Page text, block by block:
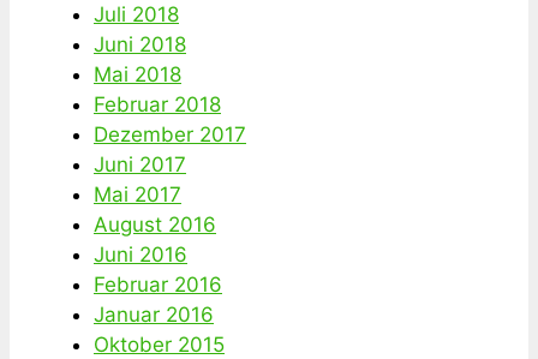
Juli 2018
Juni 2018
Mai 2018
Februar 2018
Dezember 2017
Juni 2017
Mai 2017
August 2016
Juni 2016
Februar 2016
Januar 2016
Oktober 2015